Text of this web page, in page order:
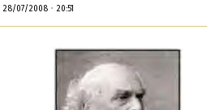
28/07/2008• 20:51